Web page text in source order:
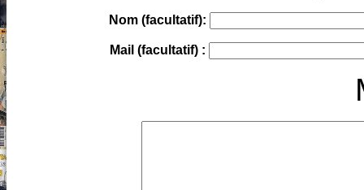
Nom (facultatif):
Mail (facultatif) :